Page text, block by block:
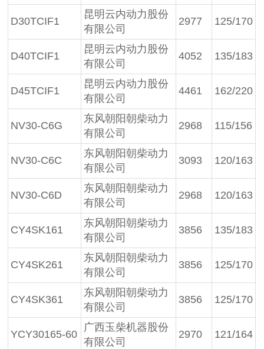
D30TCIF1
昆明云内动力股份
有限公司
2977 125/170
D40TCIF1
昆明云内动力股份
有限公司
4052 135/183
D45TCIF1
昆明云内动力股份
有限公司
4461 162/220
NV30-C6G
东风朝阳朝柴动力
有限公司
2968 115/156
NV30-C6C
东风朝阳朝柴动力
有限公司
3093 120/163
NV30-C6D
东风朝阳朝柴动力
有限公司
2968 120/163
CY4SK161
东风朝阳朝柴动力
有限公司
3856 135/183
CY4SK261
东风朝阳朝柴动力
有限公司
3856 125/170
CY4SK361
东风朝阳朝柴动力
有限公司
3856 125/170
YCY30165-60
广西玉柴机器股份
有限公司
2970 121/164